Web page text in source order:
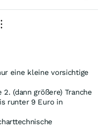
eine kleine vorsichtige
(dann größere) Tranche
runter 9 Euro in